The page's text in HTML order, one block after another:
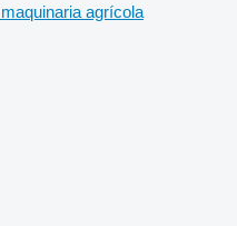
agrícola